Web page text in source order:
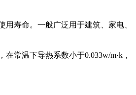
寿命。一般广泛用于建筑、家电、
常温下导热系数小于0.033w/m·k，